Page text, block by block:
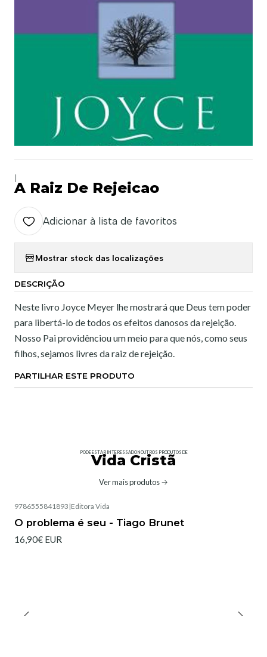
A Raiz De Rejeicao
Adicionar à lista de favoritos
Mostrar stock das localizações
DESCRIÇÃO
Neste livro Joyce Meyer lhe mostrará que Deus tem poder
para libertá-lo de todos os efeitos danosos da rejeição.
Nosso Pai providênciou um meio para que nós, como seus
filhos, sejamos livres da raiz de rejeição.
PARTILHAR ESTE PRODUTO
PODE ESTAR INTERESSADO NOUTROS PRODUTOS DE
Vida Cristã
Ver mais produtos
9786555841893 |Editora Vida
O problema é seu - Tiago Brunet
16,90€ EUR